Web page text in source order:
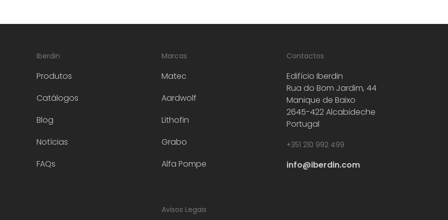
Iberdin
Produtos
Catálogos
Blog
Notícias
FAQs
Marcas
Matec
Aardwolf
Lithofin
Grabo
Alfa Pompe
Avisos Legais
Contactos
Edifício Iberdin
Rua do Bom Jardim, 44
Manique de Baixo
2645-422 Alcabideche
Portugal
+351 210 992 499
info@iberdin.com